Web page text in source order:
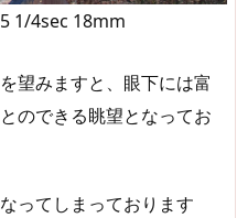
1/4sec 18mm
望みますと、眼下には富
のできる眺望となってお
ってしまっております